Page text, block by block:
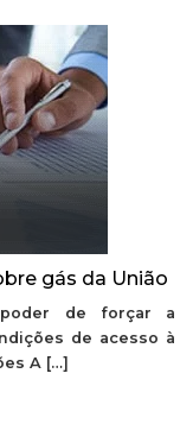
gás da União
de forçar a
de acesso à
A […]